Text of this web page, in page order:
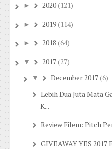
► 2020(121)
► 2019(114)
► 2018(64)
▼ 2017(27)
▼ December 2017(6)
Lebih Dua Juta Mata
K...
Review Filem: Pitch
GIVEAWAY YES 2017